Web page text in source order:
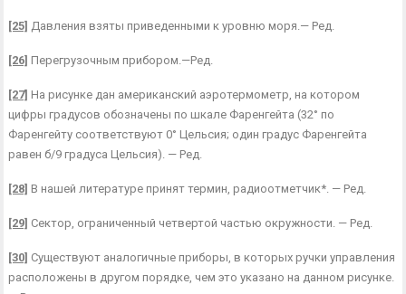
[25] Давления взяты приведенными к уровню моря.— Ред.
[26] Перегрузочным прибором.—Ред.
[27] На рисунке дан американский аэротермометр, на котором
цифры градусов обозначены по шкале Фаренгейта (32° по
Фаренгейту соответствуют 0° Цельсия; один градус Фарен­гейта
равен б/9 градуса Цельсия). — Ред.
[28] В нашей литературе принят термин, радиоотметчик*. — Ред.
[29] Сектор, ограниченный четвертой частью окружности. — Ред.
[30] Существуют аналогичные приборы, в которых ручки управления
расположены в дру­гом порядке, чем это указано на данном рисунке.